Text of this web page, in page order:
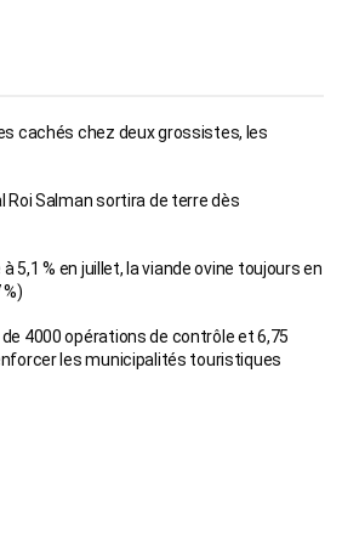
cachés chez deux grossistes, les
Roi Salman sortira de terre dès
5,1 % en juillet, la viande ovine toujours en
4000 opérations de contrôle et 6,75
les municipalités touristiques